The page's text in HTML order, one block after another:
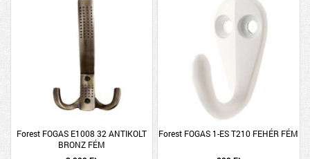
Forest FOGAS E1008 32 ANTIKOLT
BRONZ FÉM
Forest FOGAS 1-ES T210 FEHÉR FÉM